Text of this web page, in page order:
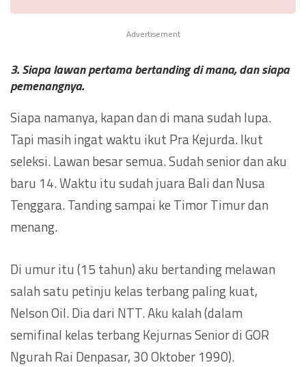
Advertisement
3. Siapa lawan pertama bertanding di mana, dan siapa
pemenangnya.
Siapa namanya, kapan dan di mana sudah lupa.
Tapi masih ingat waktu ikut Pra Kejurda. Ikut
seleksi. Lawan besar semua. Sudah senior dan aku
baru 14. Waktu itu sudah juara Bali dan Nusa
Tenggara. Tanding sampai ke Timor Timur dan
menang.
Di umur itu (15 tahun) aku bertanding melawan
salah satu petinju kelas terbang paling kuat,
Nelson Oil. Dia dari NTT. Aku kalah (dalam
semifinal kelas terbang Kejurnas Senior di GOR
Ngurah Rai Denpasar, 30 Oktober 1990).